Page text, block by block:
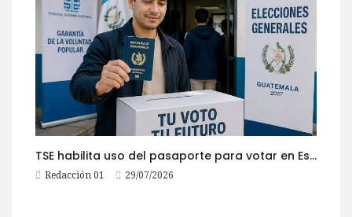
TSE habilita uso del pasaporte para votar en Estados Unidos
Redacción 01 29/07/2026